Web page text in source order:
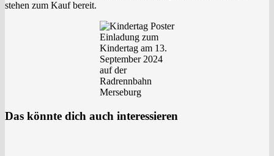
stehen zum Kauf bereit.
Einladung zum
Kindertag am 13.
September 2024
auf der
Radrennbahn
Merseburg
Das könnte dich auch interessieren